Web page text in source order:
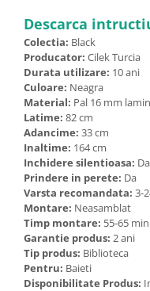
Descarca
Colectia: Black
Producator: Cilek Turcia
Durata utilizare: 10 ani
Culoare: Neagra
Material: Pal 16 mm
Latime: 82 cm
Adancime: 33 cm
Inaltime: 164 cm
Inchidere silentioasa: Da
Prindere in perete: Da
Varsta recomandata: 3-
Montare: Neasamblat
Timp montare: 55-65 min
Garantie produs: 2 ani
Tip produs: Biblioteca
Pentru: Baieti
Disponibilitate Produs: